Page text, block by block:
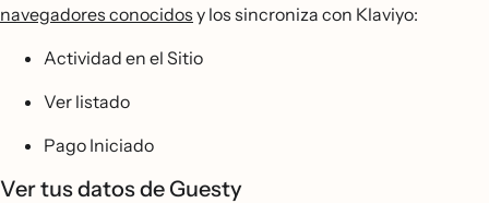
navegadores conocidos y los sincroniza con Klaviyo:
Actividad en el Sitio
Ver listado
Pago Iniciado
Ver tus datos de Guesty